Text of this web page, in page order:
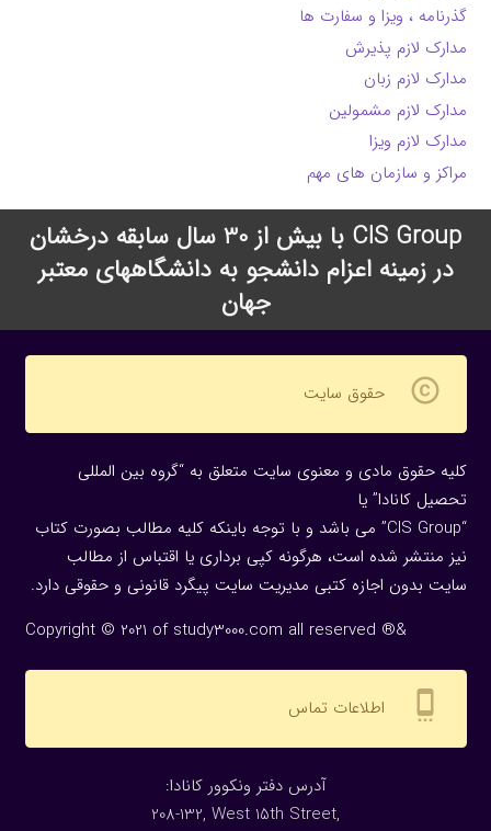
گذرنامه ، ویزا و سفارت ها
مدارک لازم پذیرش
مدارک لازم زبان
مدارک لازم مشمولین
مدارک لازم ویزا
مراکز و سازمان های مهم
CIS Group با بیش از 30 سال سابقه درخشان
در زمینه اعزام دانشجو به دانشگاههای معتبر
جهان
copyright حقوق سایت
کلیه حقوق مادی و معنوی سایت متعلق به “گروه بین المللی
تحصیل کانادا” یا
“CIS Group” می باشد و با توجه باینکه کلیه مطالب بصورت کتاب
نیز منتشر شده است، هرگونه كپی برداری یا اقتباس از مطالب
سایت بدون اجازه كتبی مدیریت سایت پیگرد قانونی و حقوقی دارد.
Copyright © 2021 of study3000.com all reserved ®&
settings_cell اطلاعات تماس
:آدرس دفتر ونکوور کانادا
208-132, West 15th Street,